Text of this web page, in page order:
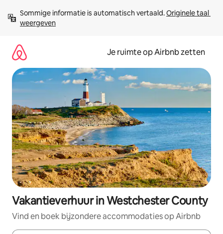
direct
naar
Sommige informatie is automatisch vertaald. Originele taal
weergeven
Je ruimte op Airbnb zetten
Vakantieverhuur in Westchester County
Vind en boek bijzondere accommodaties op Airbnb